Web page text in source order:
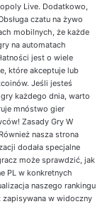
Live. Dodatkowo,
czatu na żywo
mobilnych, że każde
na automatach
jest o wiele
które akceptuje lub
Jeśli jesteś
każdego dnia, warto
mnóstwo gier
Zasady Gry W
nasza strona
dodała specjalne
może sprawdzić, jak
PL w konkretnych
naszego rankingu
w widoczny